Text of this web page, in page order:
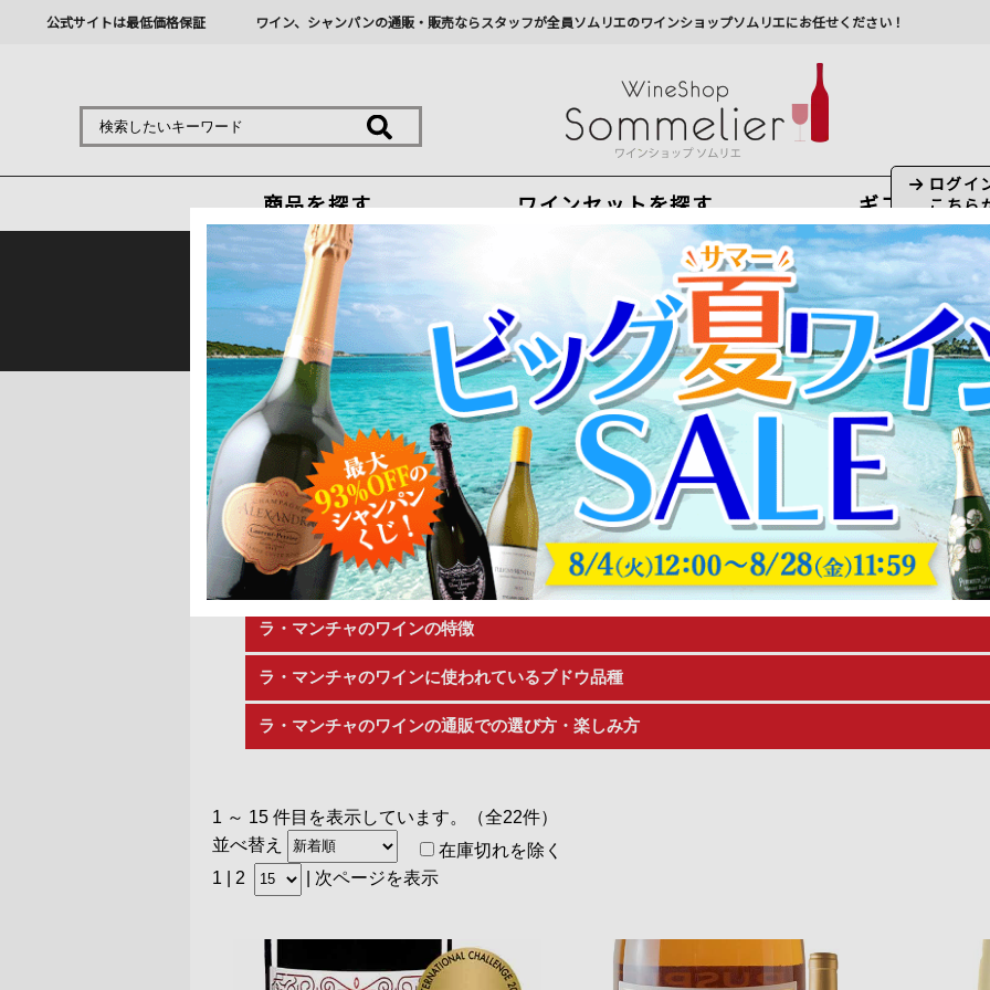
公式サイトは最低価格保証 ワイン、シャンパンの通販・販売ならスタッフが全員ソムリエのワインショップソムリエにお任せください！
商品を探す ワインセットを探す ギフト
今から注文で最短8月8日(土)出荷
最新の出荷スケジュールについてはこちらをクリ
熊本地震の影響により九州への配送に遅れが生じております。最新情報は佐川急
トップ ＞産地で探す ＞スペイン ＞ ラ・マンチャ La Mancha
ラ・マンチャのワインの特徴と通販での選び方
ラ・マンチャはスペインの中部の「カスティーリャ ラ・マンチャ州」に位置するワイン生産地です
比較的安価なワインではありますが、質が高く世界中で人気があります。
ここではラ・マンチャのワインにどんな特徴があるのか、詳しくご紹介いたします。
通販で購入する際の選び方などについてもまとめていきますので、ぜひご参考にしてみてください。
ラ・マンチャのワインの特徴
ラ・マンチャのワインに使われているブドウ品種
ラ・マンチャのワインの通販での選び方・楽しみ方
1 ～ 15 件目を表示しています。（全22件）
並べ替え
在庫切れを除く
1 | 2 次ページを表示